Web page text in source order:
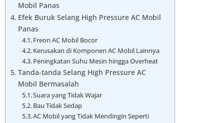
Mobil Panas
Efek Buruk Selang High Pressure AC Mobil
Panas
Freon AC Mobil Bocor
Kerusakan di Komponen AC Mobil Lainnya
Peningkatan Suhu Mesin hingga Overheat
Tanda-tanda Selang High Pressure AC
Mobil Bermasalah
Suara yang Tidak Wajar
Bau Tidak Sedap
AC Mobil yang Tidak Mendingin Seperti